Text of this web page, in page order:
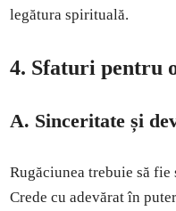
legătura spirituală.
4. Sfaturi pentru
A. Sinceritate și
Rugăciunea trebuie să
Crede cu adevărat în